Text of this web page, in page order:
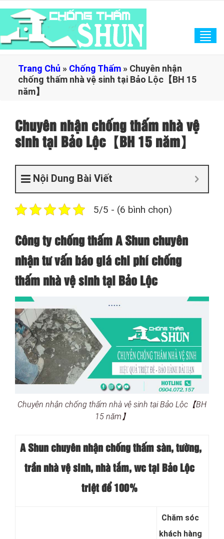
Trang Chủ » Chống Thấm » Chuyên nhận
chống thấm nhà vệ sinh tại Bảo Lộc【BH 15
năm】
Chuyên nhận chống thấm nhà vệ
sinh tại Bảo Lộc【BH 15 năm】
Nội Dung Bài Viết
5/5 - (6 bình chọn)
Công ty chống thấm A Shun chuyên
nhận tư vấn báo giá chi phí chống
thấm nhà vệ sinh tại Bảo Lộc
Chuyên nhận chống thấm nhà vệ sinh tại Bảo Lộc【BH
15 năm】
A Shun chuyên nhận chống thấm sàn, tường,
trần nhà vệ sinh, nhà tắm, wc tại Bảo Lộc
triệt để 100%
Chăm sóc
khách hàng